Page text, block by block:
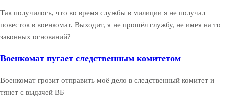
Так получилось, что во время службы в милиции я не получал
повесток в военкомат. Выходит, я не прошёл службу, не имея на то
законных оснований?
Военкомат пугает следственным комитетом
Военкомат грозит отправить моё дело в следственный комитет и
тянет с выдачей ВБ